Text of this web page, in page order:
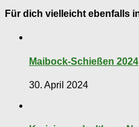
Für dich vielleicht ebenfalls
Maibock-Schießen 2024
30. April 2024